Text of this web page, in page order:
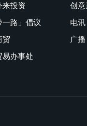
来投资
一路」倡议
贸
易办事处
创
电讯
广播